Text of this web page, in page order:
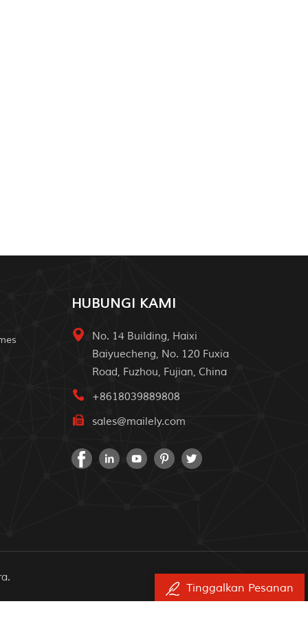
HUBUNGI KAMI
No. 14 Building, Haixi
Baiyuecheng, No. 120 Fuxia
Road, Fuzhou, Fujian, China
+8618039889808
sales@mailely.com
Tinggalkan Pesanan